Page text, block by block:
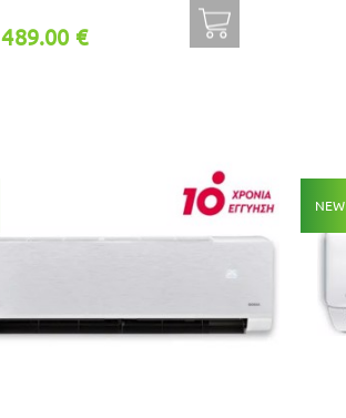
489.00 €
NEW